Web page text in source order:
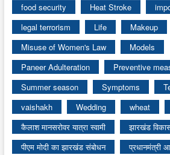
food security
Heat Stroke
legal terrorism
Life
Makeup
Misuse of Women's Law
Models
Paneer Adulteration
Preventive
Summer season
Symptoms
vaishakh
Wedding wheat
कैलाश मानसरोवर यात्रा स्वामी
झारखंड
पीएम मोदी का झारखंड संबोधन
प्रधानमंत्री